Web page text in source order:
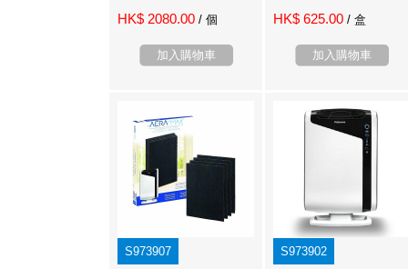
HK$ 2080.00 / 個
加入購物車
HK$ 625.00 / 盒
加入購物車
S973907
S973902